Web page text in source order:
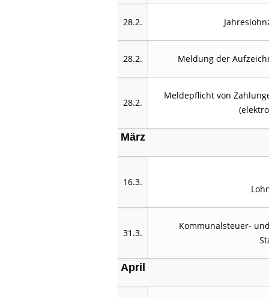
28.2.
28.2. Meldung der
28.2.
Meldepflicht von
März
16.3.
31.3.
Kommunalsteuer-
April